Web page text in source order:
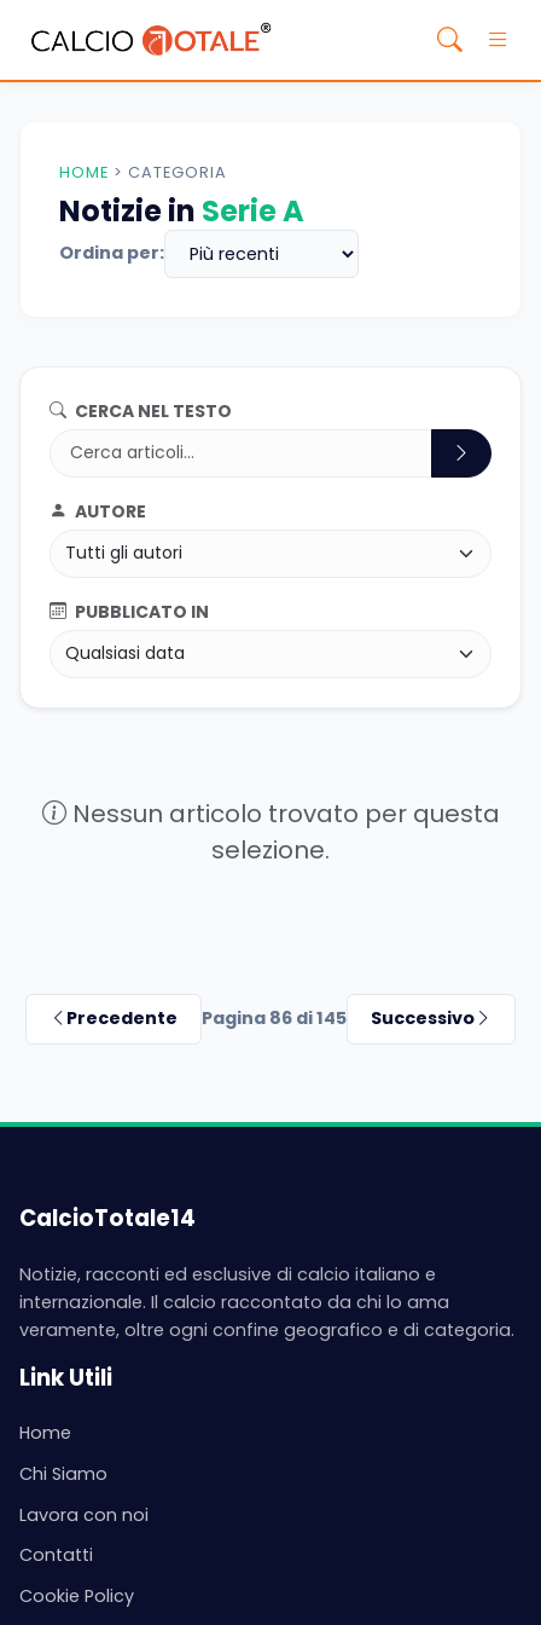
HOME > CATEGORIA
Notizie in Serie A
Ordina per:
CERCA NEL TESTO
AUTORE
PUBBLICATO IN
Nessun articolo trovato per questa
selezione.
Precedente Pagina 86 di 145 Successivo
CalcioTotale14
Notizie, racconti ed esclusive di calcio italiano e
internazionale. Il calcio raccontato da chi lo ama
veramente, oltre ogni confine geografico e di categoria.
Link Utili
Home
Chi Siamo
Lavora con noi
Contatti
Cookie Policy